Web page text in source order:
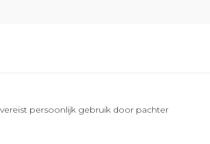
persoonlijk gebruik door pachter